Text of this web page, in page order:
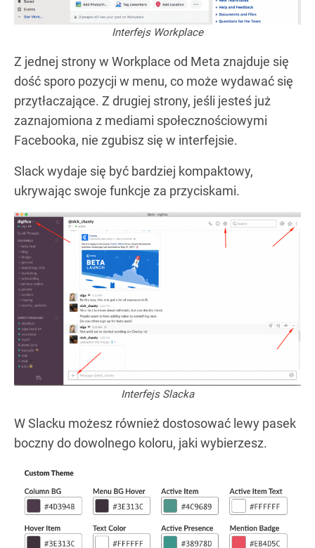
Interfejs Workplace
Z jednej strony w Workplace od Meta znajduje się
dość sporo pozycji w menu, co może wydawać się
przytłaczające. Z drugiej strony, jeśli jesteś już
zaznajomiona z mediami społecznościowymi
Facebooka, nie zgubisz się w interfejsie.
Slack wydaje się być bardziej kompaktowy,
ukrywając swoje funkcje za przyciskami.
Interfejs Slacka
W Slacku możesz również dostosować lewy pasek
boczny do dowolnego koloru, jaki wybierzesz.